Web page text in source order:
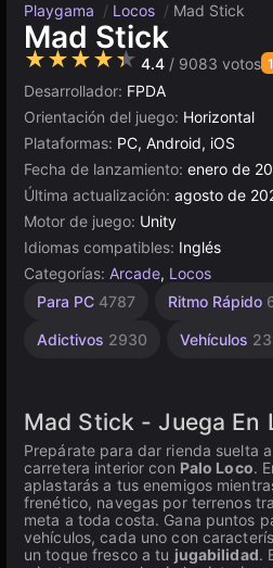
Playgama / Locos / Mad Stick
Mad Stick
★★★★★ 4.4 / 9083 votos
Desarrollador: FPDA
Orientación del juego: Horizontal
Plataformas: PC, Android, iOS
Fecha de lanzamiento: enero de
Última actualización: agosto de
Motor de juego: Unity
Idiomas compatibles: Inglés
Categorías: Arcade, Locos
Para PC 4787 Ritmo Rápido
Adictivos 2930 Vehículos
Accidentes
492
Desafíos
Escritorio
Rusos
Browser
Unity
línea
Mad Stick - Juega En
Prepárate para dar rienda suelta
carretera interior con Palo Loco.
aplastarás a tus enemigos
frenético, navegas por terrenos
meta a toda costa. Gana puntos
vehículos, cada uno con
un toque fresco a tu jugabilidad.